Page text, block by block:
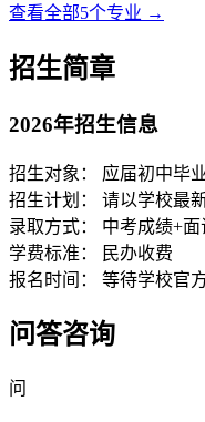
查看全部5个专业 →
招生简章
2026年招生信息
招生对象：
应届初中毕
招生计划：
请以学校最
录取方式：
中考成绩+面
学费标准：
民办收费
报名时间：
等待学校官
问答咨询
问